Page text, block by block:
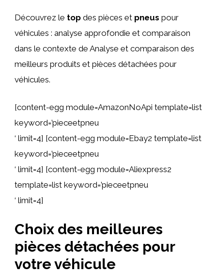
Découvrez le top des pièces et pneus pour
véhicules : analyse approfondie et comparaison
dans le contexte de Analyse et comparaison des
meilleurs produits et pièces détachées pour
véhicules.
[content-egg module=AmazonNoApi template=list
keyword=’pieceetpneu
‘ limit=4] [content-egg module=Ebay2 template=list
keyword=’pieceetpneu
‘ limit=4] [content-egg module=Aliexpress2
template=list keyword=’pieceetpneu
‘ limit=4]
Choix des meilleures
pièces détachées pour
votre véhicule